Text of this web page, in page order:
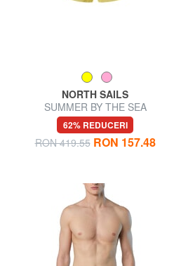
NORTH SAILS
SUMMER BY THE SEA
Costum de baie
62% REDUCERI
RON 419.55 RON 157.48